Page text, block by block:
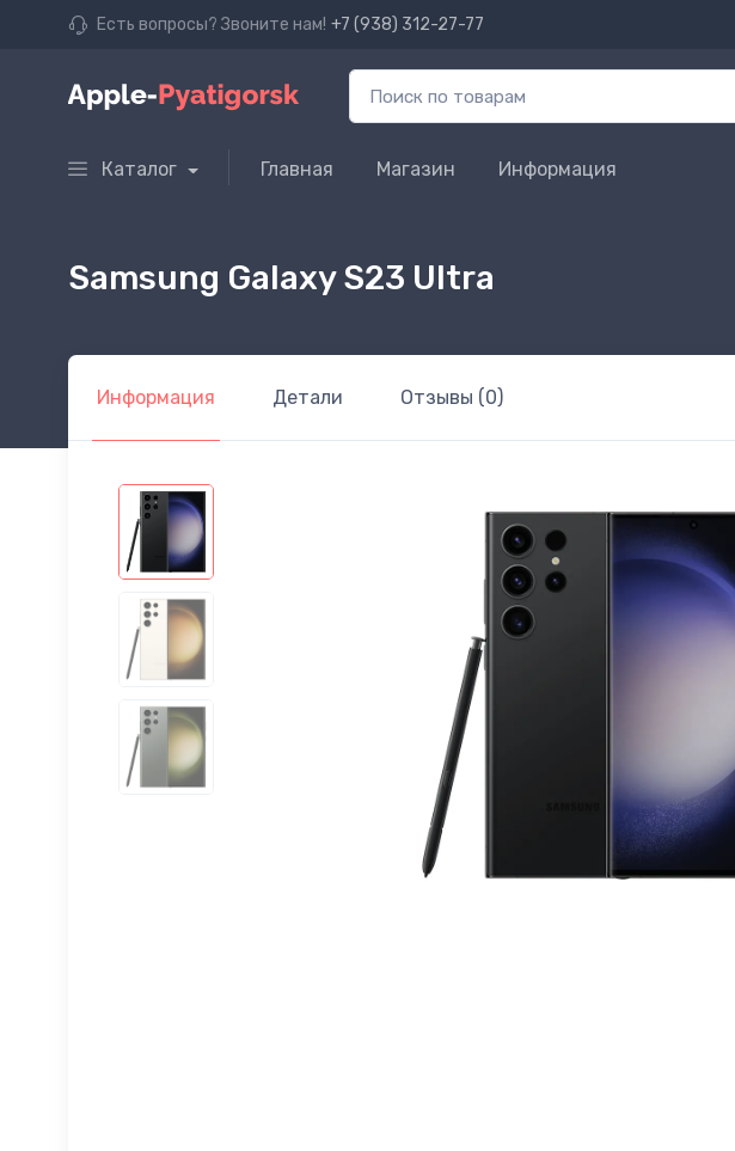
Есть вопросы? Звоните нам! +7 (938) 312-27-77
Каталог Главная Магазин Информация
Samsung Galaxy S23 Ultra
Информация Детали Отзывы (0)